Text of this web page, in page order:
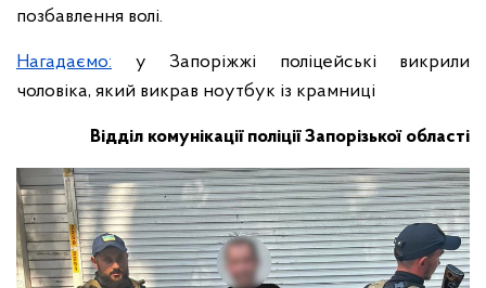
позбавлення волі.
Нагадаємо:
у Запоріжжі поліцейські викрили
чоловіка, який викрав ноутбук із крамниці
Відділ комунікації поліції Запорізької області